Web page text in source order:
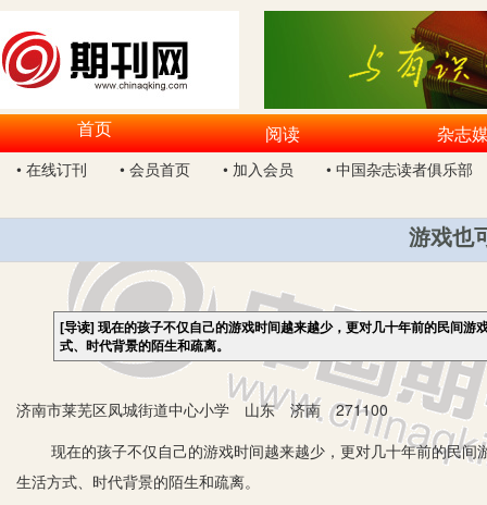
首页 阅读 杂志
• 在线订刊 • 会员首页 • 加入会员 • 中国杂志读者俱乐部
游戏也
[导读]现在的孩子不仅自己的游戏时间越来越少，更对几十年前的民间
式、时代背景的陌生和疏离。
济南市莱芜区凤城街道中心小学 山东 济南 271100
现在的孩子不仅自己的游戏时间越来越少，更对几十年前的民间
生活方式、时代背景的陌生和疏离。